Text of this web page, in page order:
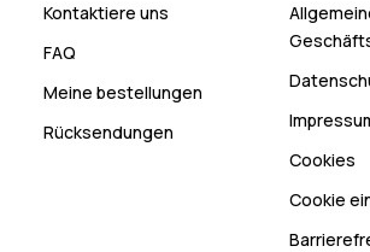
Kontaktiere uns
FAQ
Meine bestellungen
Rücksendungen
Cookies
Cookie